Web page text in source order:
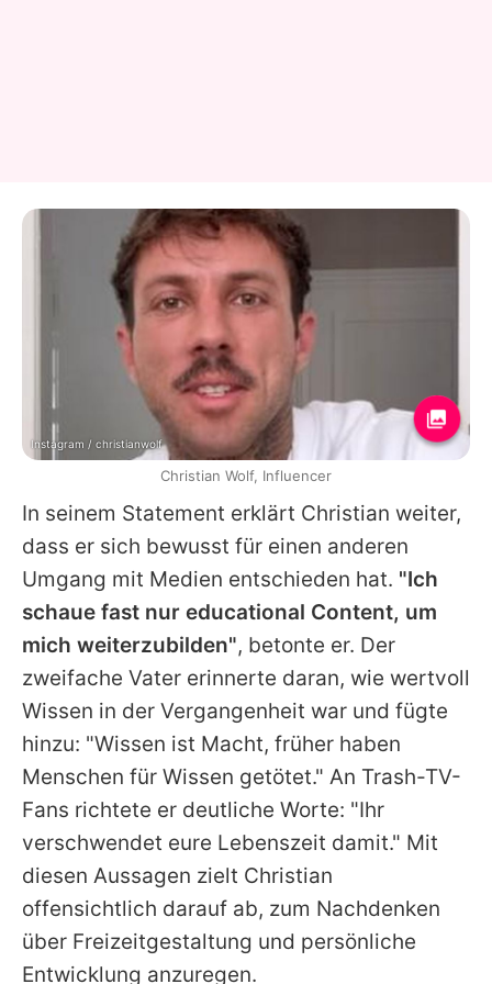
In seinem Statement erklärt Christian weiter,
dass er sich bewusst für einen anderen
Umgang mit Medien entschieden hat. "Ich
schaue fast nur educational Content, um
mich weiterzubilden", betonte er. Der
zweifache Vater erinnerte daran, wie wertvoll
Wissen in der Vergangenheit war und fügte
hinzu: "Wissen ist Macht, früher haben
Menschen für Wissen getötet." An Trash-TV-
Fans richtete er deutliche Worte: "Ihr
verschwendet eure Lebenszeit damit." Mit
diesen Aussagen zielt Christian
offensichtlich darauf ab, zum Nachdenken
über Freizeitgestaltung und persönliche
Entwicklung anzuregen.
Instagram / christianwolf
Christian Wolf, Influencer